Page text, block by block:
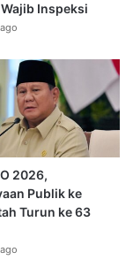
Inspeksi
2026,
Publik ke
Turun ke 63